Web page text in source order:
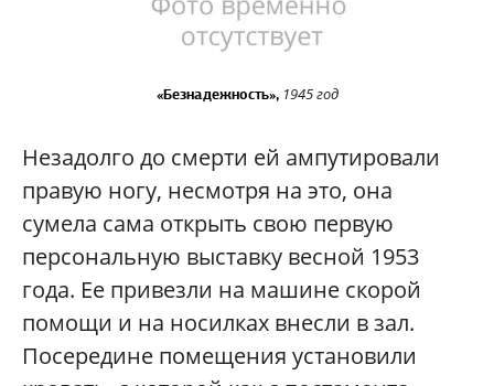
«Безнадежность», 1945 год
Незадолго до смерти ей ампутировали
правую ногу, несмотря на это, она
сумела сама открыть свою первую
персональную выставку весной 1953
года. Ее привезли на машине скорой
помощи и на носилках внесли в зал.
Посередине помещения установили